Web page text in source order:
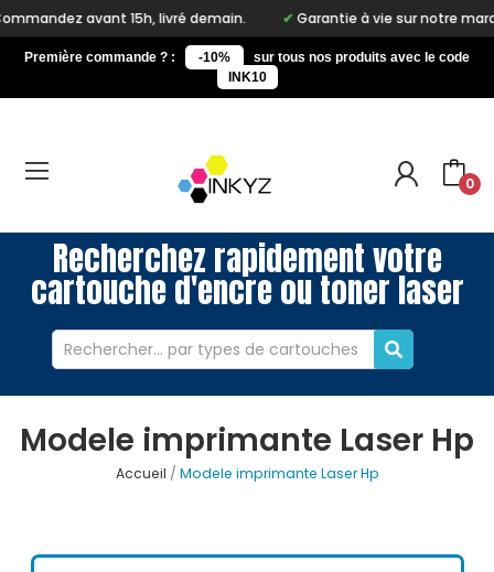
avant 15h, livré demain. Garantie à vie sur notre marque Inkyz
Première commande ? : -10%
sur tous nos produits avec le code
INK10
0
Recherchez rapidement votre
cartouche d'encre ou toner laser
Modele imprimante Laser Hp
Accueil Modele imprimante Laser Hp